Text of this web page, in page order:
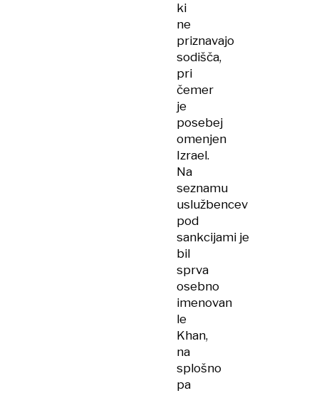
ki
ne
priznavajo
sodišča,
pri
čemer
je
posebej
omenjen
Izrael.
Na
seznamu
uslužbencev
pod
sankcijami je
bil
sprva
osebno
imenovan
le
Khan,
na
splošno
pa